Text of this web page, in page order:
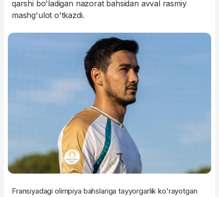
qarshi bo'ladigan nazorat bahsidan avval rasmiy
mashg'ulot o'tkazdi.
Fransiyadagi olimpiya bahslariga tayyorgarlik ko'rayotgan